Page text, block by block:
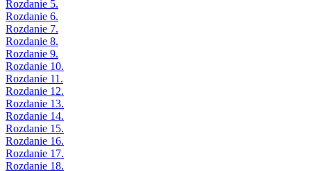
Rozdanie 5.
Rozdanie 6.
Rozdanie 7.
Rozdanie 8.
Rozdanie 9.
Rozdanie 10.
Rozdanie 11.
Rozdanie 12.
Rozdanie 13.
Rozdanie 14.
Rozdanie 15.
Rozdanie 16.
Rozdanie 17.
Rozdanie 18.